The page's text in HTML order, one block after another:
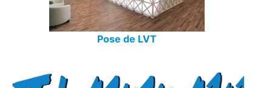
Pose de LVT